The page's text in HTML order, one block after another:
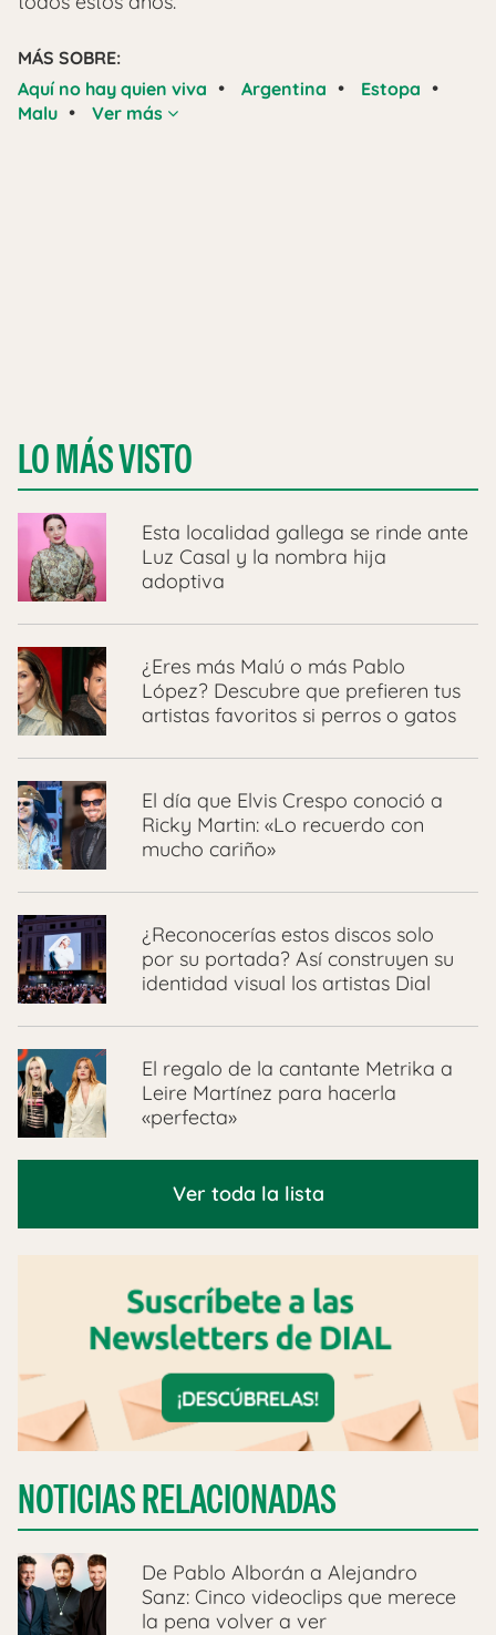
MÁS SOBRE:
Aquí no hay quien viva • Argentina • Estopa •
Malu • Ver más
LO MÁS VISTO
Esta localidad gallega se rinde ante
Luz Casal y la nombra hija
adoptiva
¿Eres más Malú o más Pablo
López? Descubre que prefieren tus
artistas favoritos si perros o gatos
El día que Elvis Crespo conoció a
Ricky Martin: «Lo recuerdo con
mucho cariño»
¿Reconocerías estos discos solo
por su portada? Así construyen su
identidad visual los artistas Dial
El regalo de la cantante Metrika a
Leire Martínez para hacerla
«perfecta»
Ver toda la lista
NOTICIAS RELACIONADAS
De Pablo Alborán a Alejandro
Sanz: Cinco videoclips que merece
la pena volver a ver